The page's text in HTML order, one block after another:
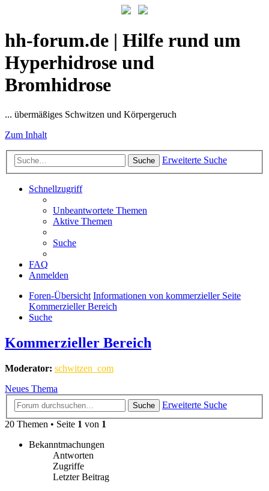
hh-forum.de | Hilfe rund um
Hyperhidrose und
Bromhidrose
... übermäßiges Schwitzen und Körpergeruch
Zum Inhalt
Suche Erweiterte Suche
Schnellzugriff
Unbeantwortete Themen
Aktive Themen
Suche
FAQ
Anmelden
Foren-Übersicht Informationen von kommerzieller Seite
Kommerzieller Bereich
Suche
Kommerzieller Bereich
Moderator: schwitzen_com
Neues Thema
Suche
Erweiterte Suche
20 Themen • Seite 1 von 1
Bekanntmachungen
Antworten
Zugriffe
Letzter Beitrag